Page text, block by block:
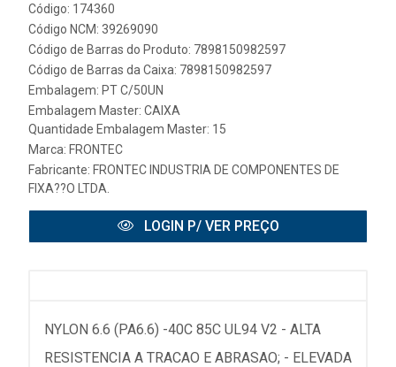
Código: 174360
Código NCM: 39269090
Código de Barras do Produto: 7898150982597
Código de Barras da Caixa: 7898150982597
Embalagem: PT C/50UN
Embalagem Master: CAIXA
Quantidade Embalagem Master: 15
Marca: FRONTEC
Fabricante: FRONTEC INDUSTRIA DE COMPONENTES DE
FIXA??O LTDA.
LOGIN P/ VER PREÇO
NYLON 6.6 (PA6.6) -40C 85C UL94 V2 - ALTA
RESISTENCIA A TRACAO E ABRASAO; - ELEVADA